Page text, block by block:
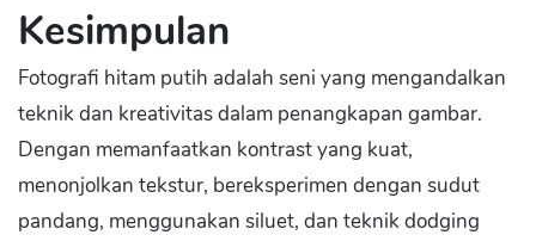
Kesimpulan
Fotografi hitam putih adalah seni yang mengandalkan
teknik dan kreativitas dalam penangkapan gambar.
Dengan memanfaatkan kontrast yang kuat,
menonjolkan tekstur, bereksperimen dengan sudut
pandang, menggunakan siluet, dan teknik dodging